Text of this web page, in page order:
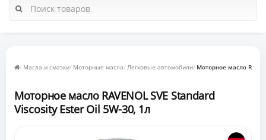
Масла и смазки Моторные масла Легковые автомобили Моторное масло
Моторное масло RAVENOL SVE Standard
Viscosity Ester Oil 5W-30, 1л